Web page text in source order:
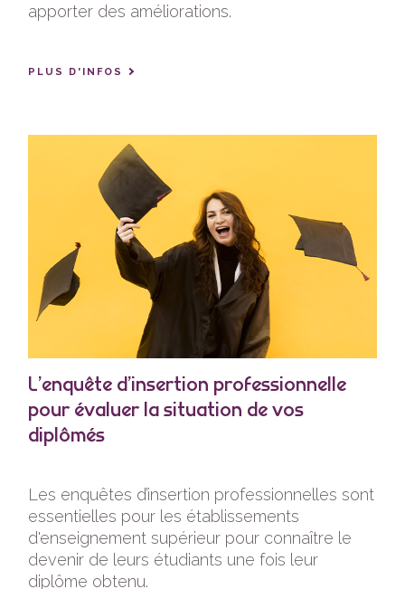
apporter des améliorations.
PLUS D'INFOS
L’enquête d’insertion professionnelle
pour évaluer la situation de vos
diplômés
Les enquêtes d’insertion professionnelles sont
essentielles pour les établissements
d'enseignement supérieur pour connaître le
devenir de leurs étudiants une fois leur
diplôme obtenu.